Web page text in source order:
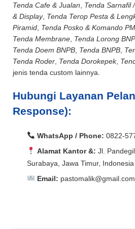
Tenda Cafe & Jualan Tenda Sarnafil
& Display, Tenda Terop Pesta &
Piramid Tenda Posko & Komando
Tenda Membrane Tenda Lorong
Tenda Doem BNPB Tenda BNPB
Tenda Roder Tenda Dorokepek,
jenis tenda custom lainnya.
Hubungi Layanan
Response):
WhatsApp / Phone: 0822-
Alamat Kantor &: Jl.
Surabaya, Jawa Timur, Indonesia
Email: pastomalik@gmail.com